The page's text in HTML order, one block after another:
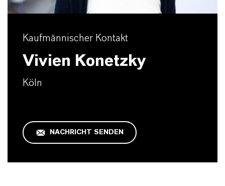
Kaufmännischer Kontakt
Vivien Konetzky
Köln
NACHRICHT SENDEN